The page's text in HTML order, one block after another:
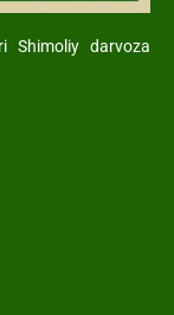
Shimoliy darvoza